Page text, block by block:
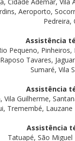
Aeroporto,
Pedreira,
Assistência
Pequeno,
Raposo Tavares,
Sumaré, Vila
Assistência
Vila Guilherme,
Tremembé, Lauzane
Assistência
Tatuapé, São